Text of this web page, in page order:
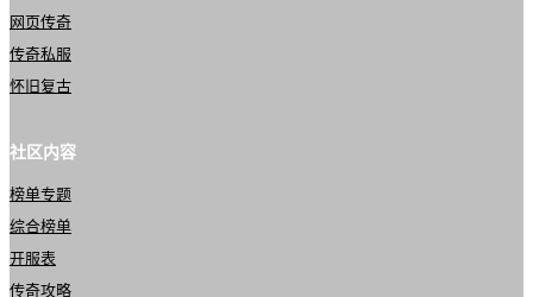
网页传奇
传奇私服
怀旧复古
社区内容
榜单专题
综合榜单
开服表
传奇攻略